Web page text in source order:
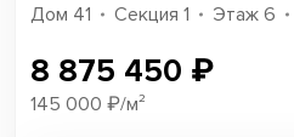
Дом 41 Секция 1 Этаж 6
8 875 450 ₽
145 000 ₽/м²